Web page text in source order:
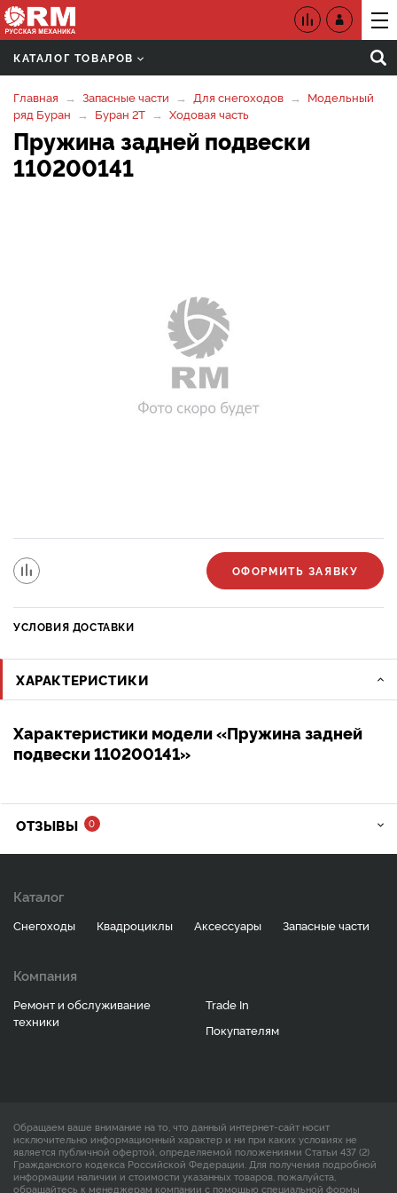
КАТАЛОГ ТОВАРОВ
Главная Запасные части Для снегоходов
Модельный
ряд Буран
Буран 2Т Ходовая часть
Пружина задней подвески
110200141
ОФОРМИТЬ ЗАЯВКУ
УСЛОВИЯ ДОСТАВКИ
ХАРАКТЕРИСТИКИ
Характеристики модели «Пружина задней
подвески 110200141»
ОТЗЫВЫ 0
Каталог
Снегоходы Квадроциклы Аксессуары Запасные части
Компания
Ремонт и обслуживание
техники
Trade In
Покупателям
Обращаем ваше внимание на то, что данный интернет-сайт носит
исключительно информационный характер и ни при каких условиях не
является публичной офертой, определяемой положениями Статьи 437 (2)
Гражданского кодекса Российской Федерации. Для получения подробной
информации наличии и стоимости указанных товаров, пожалуйста,
обращайтесь к менеджерам компании с помощью специальной формы